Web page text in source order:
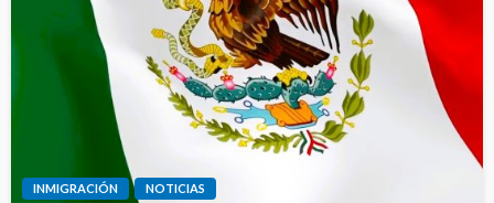
INMIGRACIÓN NOTICIAS